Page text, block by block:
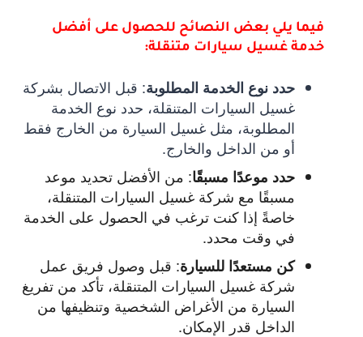
فيما يلي بعض النصائح للحصول على أفضل
خدمة غسيل سيارات متنقلة:
حدد نوع الخدمة المطلوبة: قبل الاتصال بشركة
غسيل السيارات المتنقلة، حدد نوع الخدمة
المطلوبة، مثل غسيل السيارة من الخارج فقط
أو من الداخل والخارج.
حدد موعدًا مسبقًا: من الأفضل تحديد موعد
مسبقًا مع شركة غسيل السيارات المتنقلة،
خاصةً إذا كنت ترغب في الحصول على الخدمة
في وقت محدد.
كن مستعدًا للسيارة: قبل وصول فريق عمل
شركة غسيل السيارات المتنقلة، تأكد من تفريغ
السيارة من الأغراض الشخصية وتنظيفها من
الداخل قدر الإمكان.